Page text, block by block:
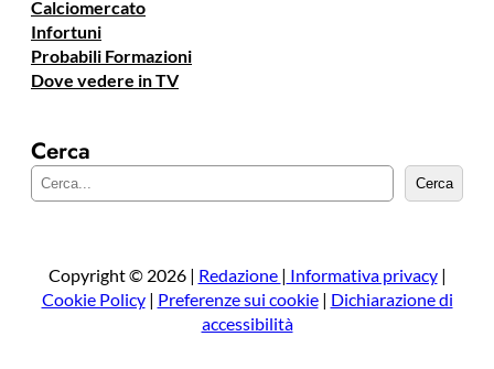
Calciomercato
Infortuni
Probabili Formazioni
Dove vedere in TV
Cerca
e
a
Cerca
Copyright © 2026 | Redazione | Informativa privacy|
Cookie Policy| Preferenze sui cookie| Dichiarazione di
accessibilità